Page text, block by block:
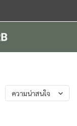
ความน่าสนใจ